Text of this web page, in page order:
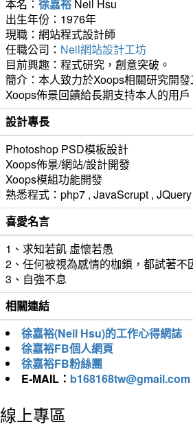
本名： 徐嘉裕 Neil Hsu
出生年份：1976年
現職：網站程式設計師
任職公司： Neil網站設計工坊
目前興趣：程式研究，創意突破。
簡介：本人致力於Xoops相關研究開
Xoops佈景回饋給長期支持本人的用
設計專長
Photoshop PSD模板設計
Xoops佈景/網站/設計開發
Xoops模組功能開發
熟悉程式：php7 , JavaScrupt ,
喜愛名言
1、求知若飢 虛懷若愚
2、任何被視為感情的枷鎖，都試著
3、自強不息
相關連結
徐嘉裕(Neil Hsu)的工作心得網誌
徐嘉裕FB個人網頁
徐嘉裕FB粉絲團
E-MAIL： b168168tw@gmail.com
線上專區